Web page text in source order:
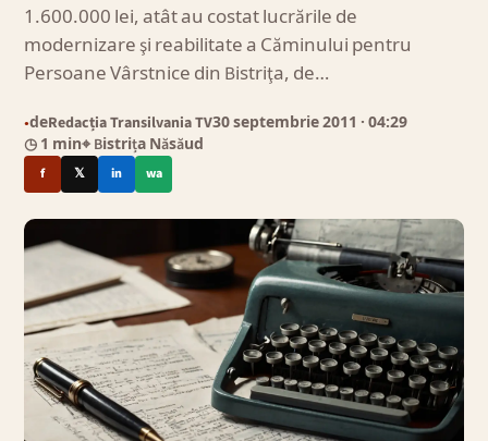
1.600.000 lei, atât au costat lucrările de
modernizare şi reabilitate a Căminului pentru
Persoane Vârstnice din Bistriţa, de…
●deRedacția Transilvania TV30 septembrie 2011 · 04:29
◷ 1 min⌖ Bistrița Năsăud
f 𝕏 in wa